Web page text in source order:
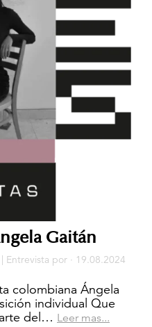
Gaitán
| Entrevista por · 19.08.2024
colombiana Ángela
individual Que
del… Leer mas...